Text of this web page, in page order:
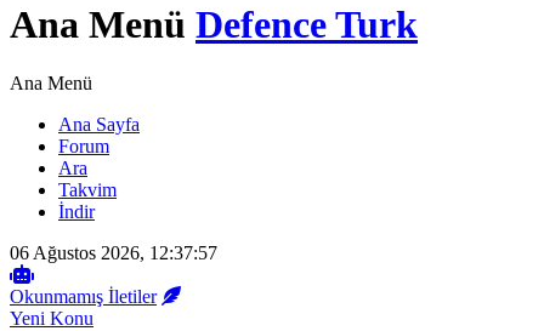
Ana Menü Defence Turk
Ana Menü
Ana Sayfa
Forum
Ara
Takvim
İndir
06 Ağustos 2026, 12:37:57
Okunmamış İletiler
Yeni Konu